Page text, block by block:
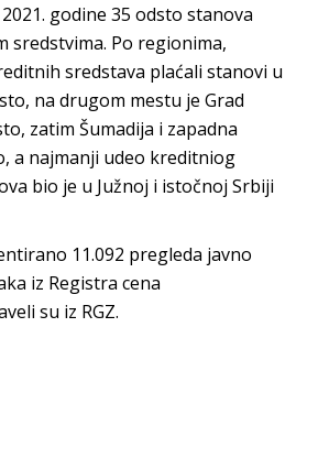
godine 35 odsto stanova
sredstvima. Po regionima,
sredstava plaćali stanovi u
na drugom mestu je Grad
zatim Šumadija i zapadna
a najmanji udeo kreditniog
bio je u Južnoj i istočnoj Srbiji
11.092 pregleda javno
iz Registra cena
su iz RGZ.